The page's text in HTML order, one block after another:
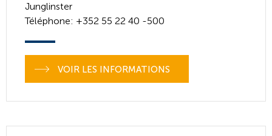
Junglinster
Téléphone: +352 55 22 40 -500
VOIR LES INFORMATIONS